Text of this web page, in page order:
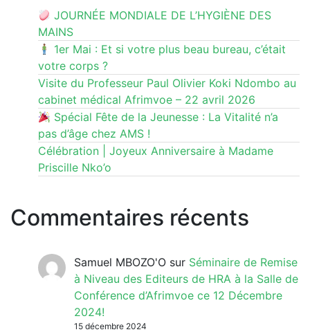
JOURNÉE MONDIALE DE L’HYGIÈNE DES
MAINS
1er Mai : Et si votre plus beau bureau, c’était
votre corps ?
Visite du Professeur Paul Olivier Koki Ndombo au
cabinet médical Afrimvoe – 22 avril 2026
Spécial Fête de la Jeunesse : La Vitalité n’a
pas d’âge chez AMS !
Célébration | Joyeux Anniversaire à Madame
Priscille Nko’o
Commentaires récents
Samuel MBOZO'O sur Séminaire de Remise
à Niveau des Editeurs de HRA à la Salle de
Conférence d’Afrimvoe ce 12 Décembre
2024!
15 décembre 2024